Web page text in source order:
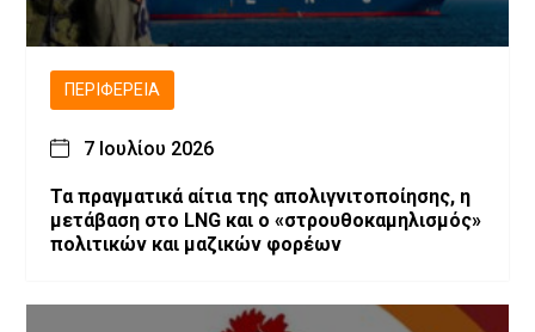
ΠΕΡΙΦΈΡΕΙΑ
7 Ιουλίου 2026
Τα πραγματικά αίτια της απολιγνιτοποίησης, η
μετάβαση στο LNG και ο «στρουθοκαμηλισμός»
πολιτικών και μαζικών φορέων